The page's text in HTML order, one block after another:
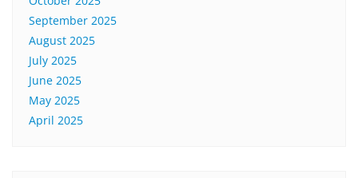
September 2025
August 2025
July 2025
June 2025
May 2025
April 2025